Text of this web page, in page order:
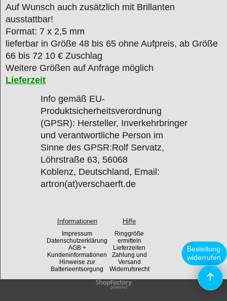
Auf Wunsch auch zusätzlich mit Brillanten
ausstattbar!
Format: 7 x 2,5 mm
lieferbar in Größe 48 bis 65 ohne Aufpreis, ab Größe
66 bis 72 10 € Zuschlag
Weitere Größen auf Anfrage möglich
Lieferzeit
Info gemäß EU-
Produktsicherheitsverordnung
(GPSR): Hersteller, Inverkehrbringer
und verantwortliche Person im
Sinne des GPSR:Rolf Servatz,
Löhrstraße 63, 56068
Koblenz, Deutschland, Email:
artron(at)verschaerft.de
Informationen Hilfe
Impressum
Datenschutzerklärung
AGB +
Kundeninformationen
Hinweise zur
Batterieentsorgung
Ringgröße
ermitteln
Lieferzeiten
Zahlung und
Versand
Widerrufsrecht
Bestellung
widerrufen
WebShop erstellt mit
ShopFactory Shop